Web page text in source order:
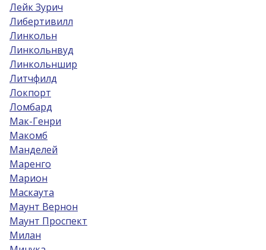
Лейк Зурич
Либертивилл
Линкольн
Линкольнвуд
Линкольншир
Литчфилд
Локпорт
Ломбард
Мак-Генри
Макомб
Манделей
Маренго
Марион
Маскаута
Маунт Вернон
Маунт Проспект
Милан